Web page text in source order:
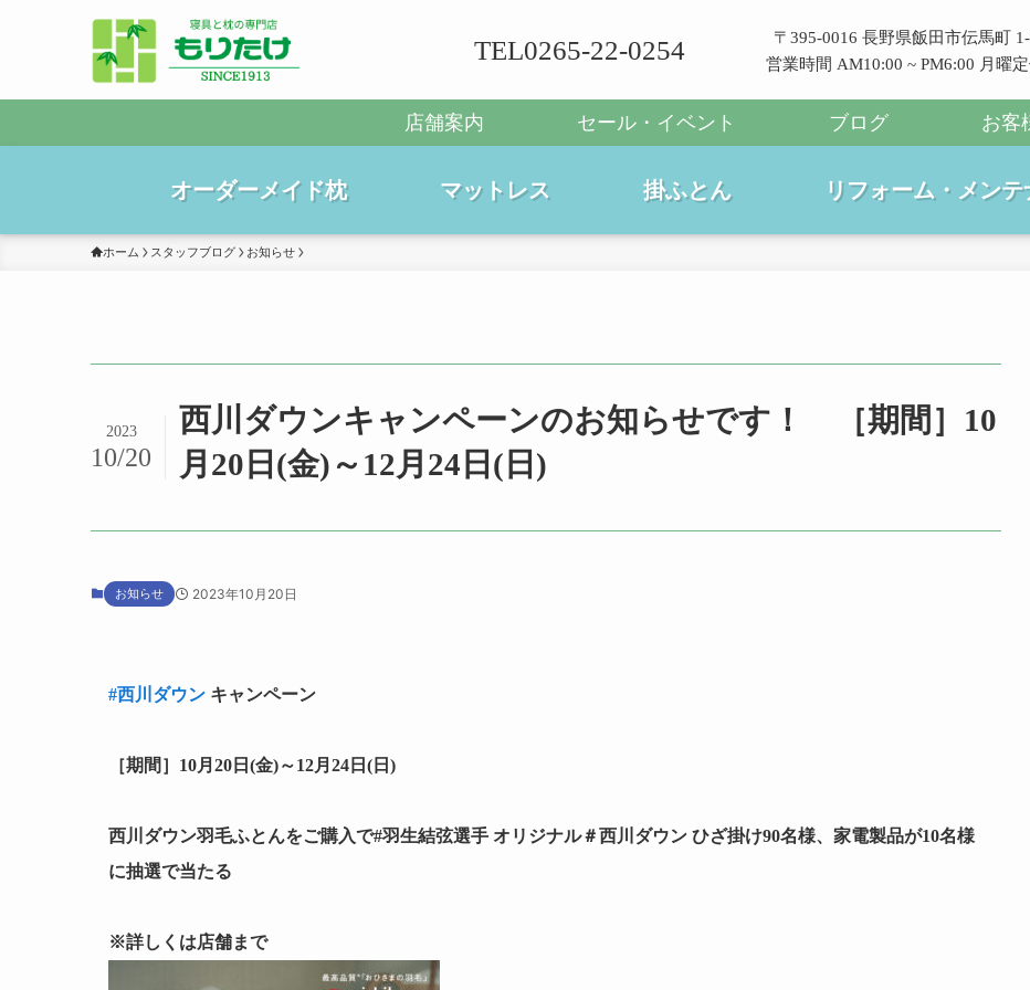
TEL0265-22-0254
〒395-0016 長野県飯田市伝馬町
営業時間 AM10:00 ~ PM6:00 月曜
店舗案内 セール・イベント ブログ お客
オーダーメイド枕 マットレス 掛ふとん リフォーム・メンテ
ホーム スタッフブログ お知らせ
西川ダウンキャンペーンのお知らせです！ ［期間］10
月20日(金)～12月24日(日)
2023
10/20
お知らせ 2023年10月20日
#西川ダウン キャンペーン
［期間］10月20日(金)～12月24日(日)
西川ダウン羽毛ふとんをご購入で#羽生結弦選手 オリジナル＃西川ダウン ひざ掛け90名様、家電製品が10名様
に抽選で当たる
※詳しくは店舗まで